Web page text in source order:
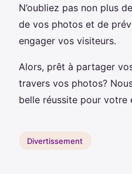
N’oubliez pas non plus
de vos photos et de
engager vos visiteurs.
Alors, prêt à partager
travers vos photos?
belle réussite pour votre
Divertissement